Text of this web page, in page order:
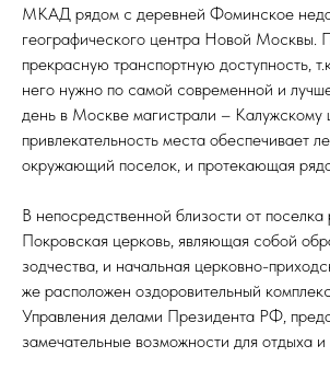
МКАД рядом с деревней Фоминское
географического центра Новой Москвы.
прекрасную транспортную доступность,
него нужно по самой современной и
день в Москве магистрали –
привлекательность места обеспечивает
окружающий поселок, и протекающая
В непосредственной близости от
Покровская церковь, являющая собой
зодчества, и начальная церковно-
же расположен оздоровительный
Управления делами Президента РФ,
замечательные возможности для отдыха